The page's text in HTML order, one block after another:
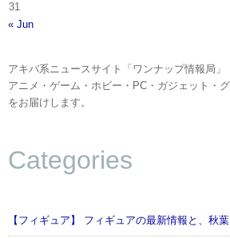
31
« Jun
アキバ系ニュースサイト「ワンナップ情報局」
アニメ・ゲーム・ホビー・PC・ガジェット・
をお届けします。
Categories
【フィギュア】 フィギュアの最新情報と、秋